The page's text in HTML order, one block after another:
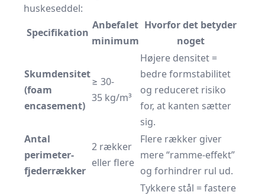
huskeseddel:
Specifikation
Anbefalet
minimum
Hvorfor det betyder
noget
Skumdensitet
(foam
encasement)
≥ 30-
35 kg/m³
Højere densitet =
bedre formstabilitet
og reduceret risiko
for, at kanten sætter
sig.
Antal
perimeter-
fjeder­rækker
2 rækker
eller flere
Flere rækker giver
mere “ramme-effekt”
og forhindrer rul ud.
Tykkere stål = fastere